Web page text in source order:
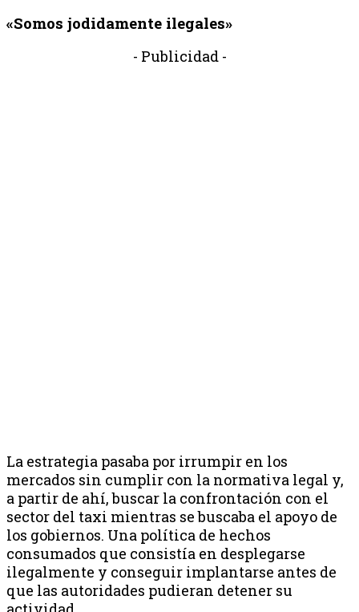
«Somos jodidamente ilegales»
- Publicidad -
La estrategia pasaba por irrumpir en los
mercados sin cumplir con la normativa legal y,
a partir de ahí, buscar la confrontación con el
sector del taxi mientras se buscaba el apoyo de
los gobiernos. Una política de hechos
consumados que consistía en desplegarse
ilegalmente y conseguir implantarse antes de
que las autoridades pudieran detener su